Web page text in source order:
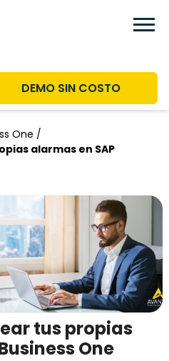
DEMO SIN COSTO
One /
alarmas en SAP
tus propias
One